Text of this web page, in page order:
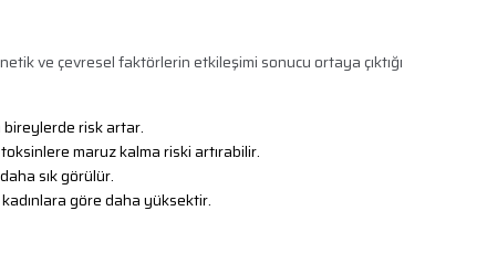
ve çevresel faktörlerin etkileşimi sonucu ortaya çıktığı
bireylerde risk artar.
maruz kalma riski artırabilir.
sık görülür.
göre daha yüksektir.